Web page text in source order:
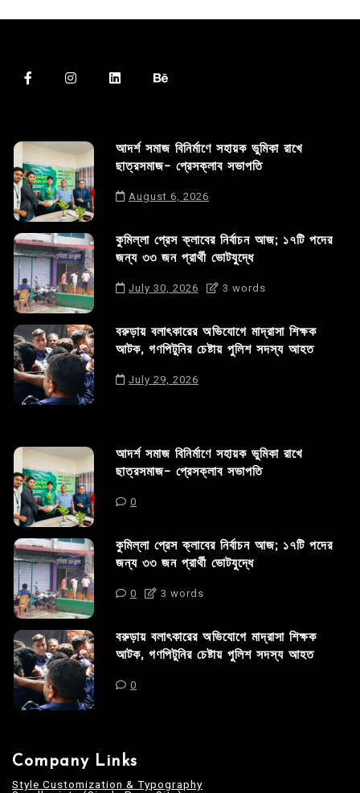
আদর্শ সমাজ বিনির্মাণে সহায়ক ভুমিকা রাখে
ছাত্রসমাজ- প্রেসক্লাব সভাপতি
August 6, 2026
কুমিল্লা প্রেস ক্লাবের নির্বাচন আজ; ১৭টি পদের
জন্য ৩৩ জন প্রার্থী ভোটযুদ্ধে
July 30, 2026 3 words
বরুড়ায় বলাৎকারের অভিযোগে মাদ্রাসা শিক্ষক
আটক, গণপিটুনির চেষ্টায় পুলিশ সদস্য আহত
July 29, 2026
আদর্শ সমাজ বিনির্মাণে সহায়ক ভুমিকা রাখে
ছাত্রসমাজ- প্রেসক্লাব সভাপতি
0
কুমিল্লা প্রেস ক্লাবের নির্বাচন আজ; ১৭টি পদের
জন্য ৩৩ জন প্রার্থী ভোটযুদ্ধে
0 3 words
বরুড়ায় বলাৎকারের অভিযোগে মাদ্রাসা শিক্ষক
আটক, গণপিটুনির চেষ্টায় পুলিশ সদস্য আহত
0
Company Links
Style Customization & Typography